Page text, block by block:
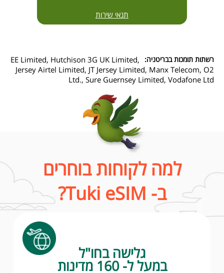
תנאי שירות
רשתות תומכות בבריטניה:
EE Limited, Hutchison 3G UK Limited,
Jersey Airtel Limited, JT Jersey Limited, Manx Telecom, O2
Ltd., Sure Guernsey Limited, Vodafone Ltd
למה לקוחות בוחרים
ב- Tuki eSIM?
גלישה בחו"ל
במעל ל- 160 מדינות